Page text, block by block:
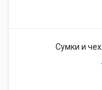
Сумки и